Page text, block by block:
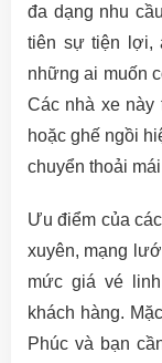
đa dạng nhu
tiên sự tiện lợi,
những ai muốn
Các nhà xe
hoặc ghế ngồi
chuyển thoải
Ưu điểm của
xuyên, mạng
mức giá vé
khách hàng.
Phúc và bạn